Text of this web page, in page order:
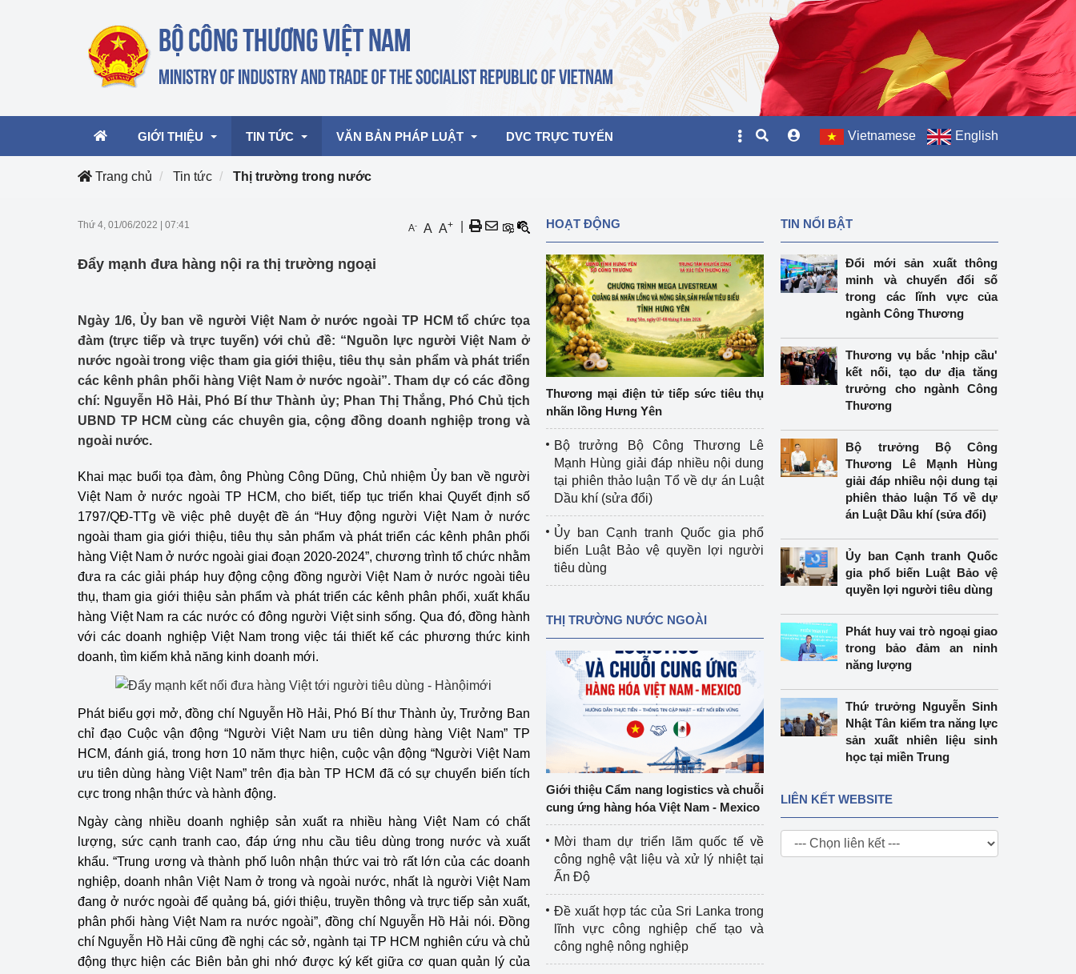
GIỚI THIỆU TIN TỨC
Hoạt động của Lãnh đạo Bộ
mại, Dịch vụ Việt Nam 2026
Hoạt động của Bộ trưởng
Công Thương - Công luận
Họp báo
Thông cáo báo chí
Chuyển đổi số
Bản tin Thị trường Nông Lâm Thủy sản
Phát triển nguồn nhân lực
Phát triển bền vững
Tổ chức kiểm định
Tổ chức kiểm định kỹ thuật an toàn lao
động thuộc thẩm quyền quản lý của
Bộ Công Thương
Tổ chức được cấp GCN đăng ký, hoạt
động kiểm định thiết bị, dụng cụ điện
làm việc ở môi trường không có nguy
Cơ sở sản xuất, sửa chữa chai chứa
LPG
Tổ chức huấn luyện, bồi dưỡng
lao động
Văn hóa ngành Công Thương
Tái cơ cấu ngành Công Thương
Quản lý thị trường
Sử dụng năng lượng tiết kiệm và
hiệu quả
Hiệu quả năng lượng
Khoa học, công nghệ và đổi mới sáng
tạo
Thông báo
Bảo vệ môi trường Video bảo vệ môi trường
Album ảnh bảo vệ môi trường
Văn bản về môi trường
Đọc báo giúp bạn
Bảo vệ nền tảng tư tưởng của Đảng
Doanh nghiệp - Người dân
Xúc tiến thương mại Khu vực miền Bắc
VĂN BẢN PHÁP LUẬT DVC TRỰC TUYẾN Vietnamese English
Trang chủ Tin tức Thị trường trong nước
Thứ 4, 01/06/2022 07:41 A- A A+
Đẩy mạnh đưa hàng nội ra thị trường ngoại
Ngày 1/6, Ủy ban về người Việt Nam ở nước ngoài TP HCM tổ chức tọa
đàm (trực tiếp và trực tuyến) với chủ đề: “Nguồn lực người Việt Nam ở
nước ngoài trong việc tham gia giới thiệu, tiêu thụ sản phẩm và phát triển
các kênh phân phối hàng Việt Nam ở nước ngoài”. Tham dự có các đồng
chí: Nguyễn Hồ Hải, Phó Bí thư Thành ủy; Phan Thị Thắng, Phó Chủ tịch
UBND TP HCM cùng các chuyên gia, cộng đồng doanh nghiệp trong và
ngoài nước.
Khai mạc buổi tọa đàm, ông Phùng Công Dũng, Chủ nhiệm Ủy ban về người
Việt Nam ở nước ngoài TP HCM, cho biết, tiếp tục triển khai Quyết định số
1797/QĐ-TTg về việc phê duyệt đề án “Huy động người Việt Nam ở nước
ngoài tham gia giới thiệu, tiêu thụ sản phẩm và phát triển các kênh phân phối
hàng Việt Nam ở nước ngoài giai đoạn 2020-2024”, chương trình tổ chức nhằm
đưa ra các giải pháp huy động cộng đồng người Việt Nam ở nước ngoài tiêu
thụ, tham gia giới thiệu sản phẩm và phát triển các kênh phân phối, xuất khẩu
hàng Việt Nam ra các nước có đông người Việt sinh sống. Qua đó, đồng hành
với các doanh nghiệp Việt Nam trong việc tái thiết kế các phương thức kinh
doanh, tìm kiếm khả năng kinh doanh mới.
Phát biểu gợi mở, đồng chí Nguyễn Hồ Hải, Phó Bí thư Thành ủy, Trưởng Ban
chỉ đạo Cuộc vận động “Người Việt Nam ưu tiên dùng hàng Việt Nam” TP
HCM, đánh giá, trong hơn 10 năm thực hiện, cuộc vận động “Người Việt Nam
ưu tiên dùng hàng Việt Nam” trên địa bàn TP HCM đã có sự chuyển biến tích
cực trong nhận thức và hành động.
Ngày càng nhiều doanh nghiệp sản xuất ra nhiều hàng Việt Nam có chất
lượng, sức cạnh tranh cao, đáp ứng nhu cầu tiêu dùng trong nước và xuất
khẩu. “Trung ương và thành phố luôn nhận thức vai trò rất lớn của các doanh
nghiệp, doanh nhân Việt Nam ở trong và ngoài nước, nhất là người Việt Nam
đang ở nước ngoài để quảng bá, giới thiệu, truyền thông và trực tiếp sản xuất,
phân phối hàng Việt Nam ra nước ngoài”, đồng chí Nguyễn Hồ Hải nói. Đồng
chí Nguyễn Hồ Hải cũng đề nghị các sở, ngành tại TP HCM nghiên cứu và chủ
động thực hiện các Biên bản ghi nhớ được ký kết giữa cơ quan quản lý của
HOẠT ĐỘNG
Thương mại điện tử tiếp sức tiêu thụ
nhãn lồng Hưng Yên
Bộ trưởng Bộ Công Thương Lê
Mạnh Hùng giải đáp nhiều nội dung
tại phiên thảo luận Tổ về dự án Luật
Dầu khí (sửa đổi)
Ủy ban Cạnh tranh Quốc gia phổ
biến Luật Bảo vệ quyền lợi người
tiêu dùng
THỊ TRƯỜNG NƯỚC NGOÀI
Giới thiệu Cẩm nang logistics và chuỗi
cung ứng hàng hóa Việt Nam - Mexico
Mời tham dự triển lãm quốc tế về
công nghệ vật liệu và xử lý nhiệt tại
Ấn Độ
Đề xuất hợp tác của Sri Lanka trong
lĩnh vực công nghiệp chế tạo và
công nghệ nông nghiệp
TIN NỔI BẬT
Đổi mới sản xuất thông
minh và chuyển đổi số
trong các lĩnh vực của
ngành Công Thương
Thương vụ bắc 'nhịp cầu'
kết nối, tạo dư địa tăng
trưởng cho ngành Công
Thương
Bộ trưởng Bộ Công
Thương Lê Mạnh Hùng
giải đáp nhiều nội dung tại
phiên thảo luận Tổ về dự
án Luật Dầu khí (sửa đổi)
Ủy ban Cạnh tranh Quốc
gia phổ biến Luật Bảo vệ
quyền lợi người tiêu dùng
Phát huy vai trò ngoại giao
trong bảo đảm an ninh
năng lượng
Thứ trưởng Nguyễn Sinh
Nhật Tân kiểm tra năng lực
sản xuất nhiên liệu sinh
học tại miền Trung
LIÊN KẾT WEBSITE